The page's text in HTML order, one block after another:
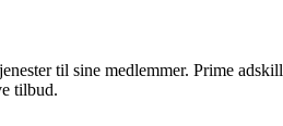
til sine medlemmer. Prime
tilbud.